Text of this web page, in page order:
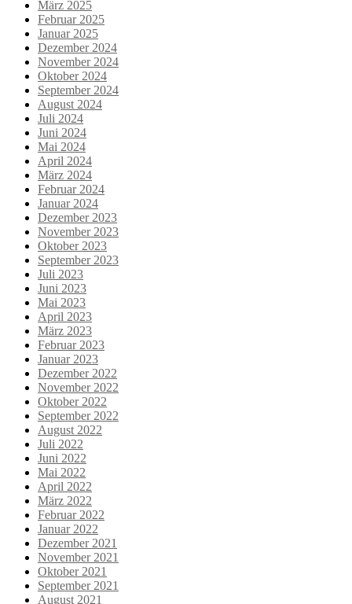
März 2025
Februar 2025
Januar 2025
Dezember 2024
November 2024
Oktober 2024
September 2024
August 2024
Juli 2024
Juni 2024
Mai 2024
April 2024
März 2024
Februar 2024
Januar 2024
Dezember 2023
November 2023
Oktober 2023
September 2023
Juli 2023
Juni 2023
Mai 2023
April 2023
März 2023
Februar 2023
Januar 2023
Dezember 2022
November 2022
Oktober 2022
September 2022
August 2022
Juli 2022
Juni 2022
Mai 2022
April 2022
März 2022
Februar 2022
Januar 2022
Dezember 2021
November 2021
Oktober 2021
September 2021
August 2021